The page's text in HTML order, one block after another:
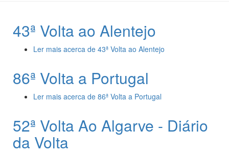
43ª Volta ao Alentejo
Ler mais acerca de 43ª Volta ao Alentejo
86ª Volta a Portugal
Ler mais acerca de 86ª Volta a Portugal
52ª Volta Ao Algarve - Diário
da Volta